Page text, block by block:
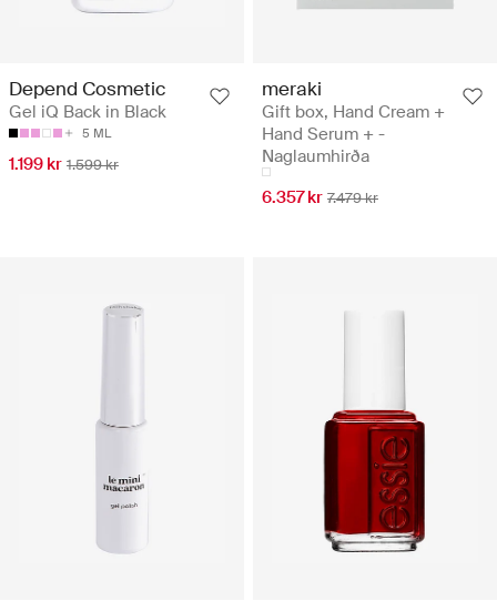
Depend Cosmetic
Gel iQ Back in Black
5 ML
1.199 kr 1.599 kr
meraki
Gift box, Hand Cream +
Hand Serum + -
Naglaumhirða
6.357 kr 7.479 kr